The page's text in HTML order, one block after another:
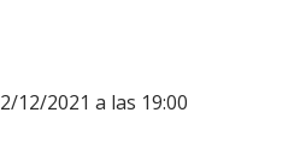
12/2021 a las 19:00